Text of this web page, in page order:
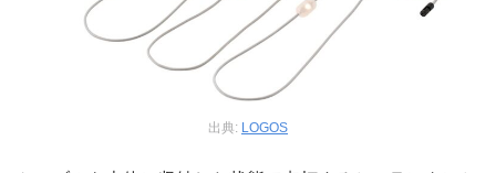
出典: LOGOS